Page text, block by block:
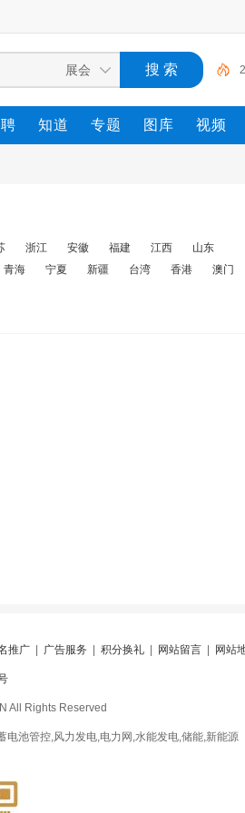
知道 专题 图库 视频
浙江 安徽 福建 江西
山东
青海 宁夏 新疆 台湾 香港 澳门
推广 广告服务 积分换礼 网站留言 网站
All Rights Reserved
池管控,风力发电,电力网,水能发电,储能,新能源